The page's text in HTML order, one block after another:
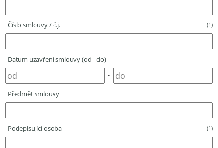
Číslo smlouvy / č.j. (1)
Datum uzavření smlouvy (od - do)
-
Předmět smlouvy
Podepisující osoba (1)